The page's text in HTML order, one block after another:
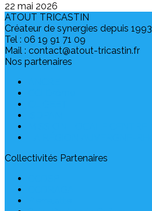
22 mai 2026
ATOUT TRICASTIN
Créateur de synergies depuis 1993
Tel : 06 19 91 71 09
Mail : contact@atout-tricastin.fr
Nos partenaires
Collectivités Partenaires